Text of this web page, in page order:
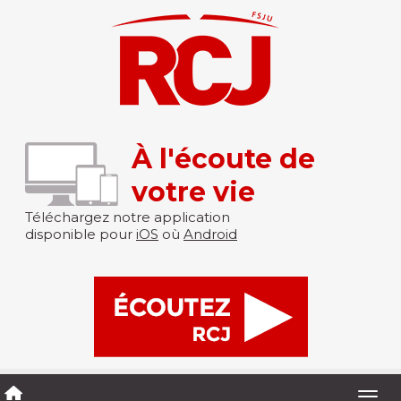
À l'écoute de
votre vie
Téléchargez notre application
disponible pour iOS où Android